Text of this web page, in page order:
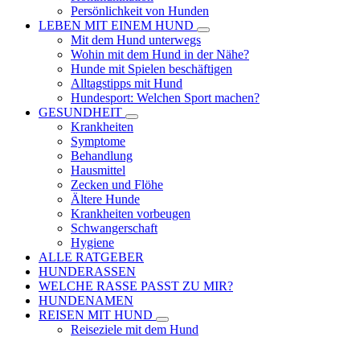
Persönlichkeit von Hunden
LEBEN MIT EINEM HUND
Mit dem Hund unterwegs
Wohin mit dem Hund in der Nähe?
Hunde mit Spielen beschäftigen
Alltagstipps mit Hund
Hundesport: Welchen Sport machen?
GESUNDHEIT
Krankheiten
Symptome
Behandlung
Hausmittel
Zecken und Flöhe
Ältere Hunde
Krankheiten vorbeugen
Schwangerschaft
Hygiene
ALLE RATGEBER
HUNDERASSEN
WELCHE RASSE PASST ZU MIR?
HUNDENAMEN
REISEN MIT HUND
Reiseziele mit dem Hund